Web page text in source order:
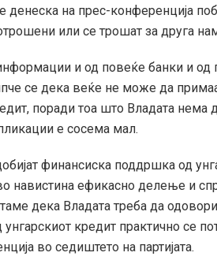
на прес-конференција
или се трошат за друга
и од повеќе банки и од
се дека веќе не може да
поради тоа што Владата
е сосема мал.
финансиска поддршка од
навистина ефикасно делење и
дека Владата треба да
кредит практично се
во седиштето на партијата.